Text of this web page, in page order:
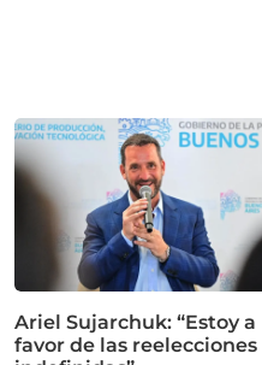
Ariel Sujarchuk: “Estoy a
favor de las reelecciones